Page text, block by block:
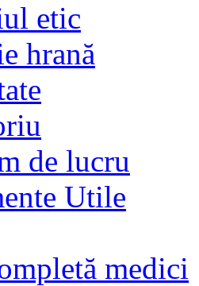
etic
hrană
de lucru
Utile
medici